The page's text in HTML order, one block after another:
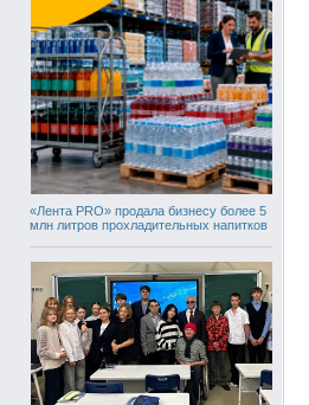
«Лента PRO» продала бизнесу более 5
млн литров прохладительных напитков